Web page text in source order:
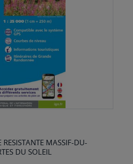
MASSIF-DU-
DU SOLEIL